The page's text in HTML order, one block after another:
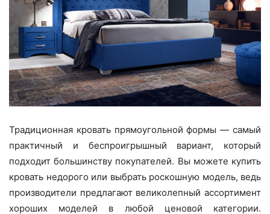
Традиционная кровать прямоугольной формы — самый
практичный и беспроигрышный вариант, который
подходит большинству покупателей. Вы можете купить
кровать недорого или выбрать роскошную модель, ведь
производители предлагают великолепный ассортимент
хороших моделей в любой ценовой категории.